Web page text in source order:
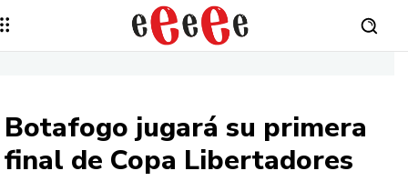
Botafogo jugará su primera
final de Copa Libertadores